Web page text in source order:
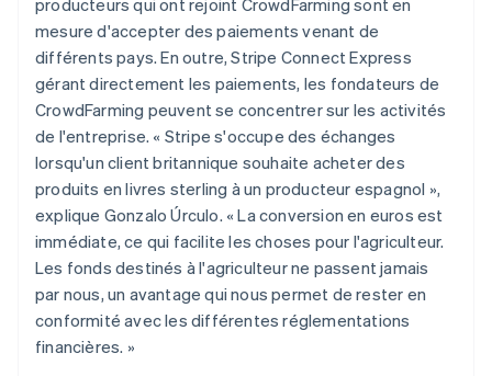
mesure d'accepter des paiements venant de
différents pays. En outre, Stripe Connect Express
gérant directement les paiements, les fondateurs de
CrowdFarming peuvent se concentrer sur les activités
de l'entreprise. « Stripe s'occupe des échanges
lorsqu'un client britannique souhaite acheter des
produits en livres sterling à un producteur espagnol »,
explique Gonzalo Úrculo. « La conversion en euros est
immédiate, ce qui facilite les choses pour l'agriculteur.
Les fonds destinés à l'agriculteur ne passent jamais
par nous, un avantage qui nous permet de rester en
conformité avec les différentes réglementations
financières. »